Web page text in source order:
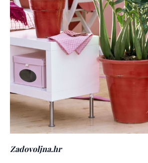
Zadovoljna.hr